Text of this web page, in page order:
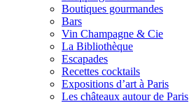
Boutiques gourmandes
Bars
Vin Champagne & Cie
La Bibliothèque
Escapades
Recettes cocktails
Expositions d’art à Paris
Les châteaux autour de Paris